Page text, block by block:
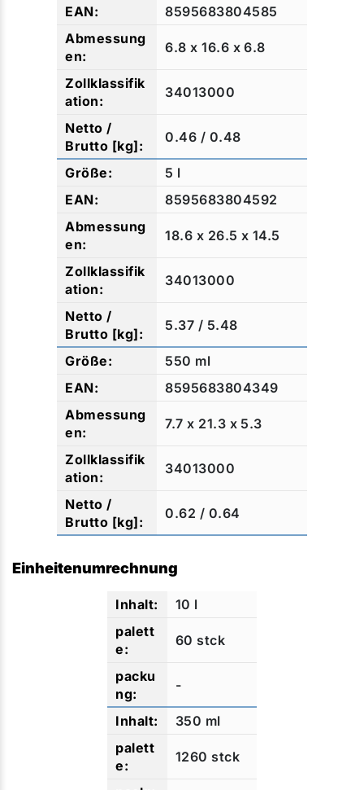
8595683804585
6.8 x 16.6 x 6.8
34013000
0.46 / 0.48
5 l
8595683804592
18.6 x 26.5 x 14.5
34013000
5.37 / 5.48
550 ml
8595683804349
7.7 x 21.3 x 5.3
34013000
0.62 / 0.64
Einheitenumrechnung
10 l
60 stck
-
350 ml
1260 stck